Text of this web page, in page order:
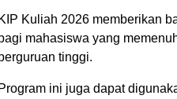
KIP Kuliah 2026 memberikan
bagi mahasiswa yang
tinggi.
Program ini juga dapat